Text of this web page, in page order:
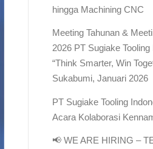
hingga Machining CNC
Meeting Tahunan &
2026 PT Sugiake Tooling
“Think Smarter, Win
Sukabumi, Januari 2026
PT Sugiake Tooling
Acara Kolaborasi
📢 WE ARE HIRING –